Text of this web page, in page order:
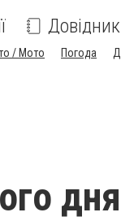
Довідник
/ Мото Погода
дня